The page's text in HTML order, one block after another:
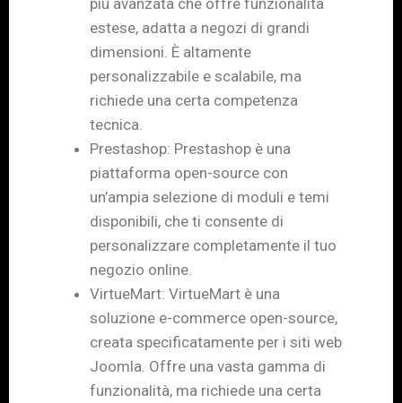
estese, adatta a negozi di grandi
dimensioni. È altamente
personalizzabile e scalabile, ma
richiede una certa competenza
tecnica.
Prestashop: Prestashop è una
piattaforma open-source con
un’ampia selezione di moduli e temi
disponibili, che ti consente di
personalizzare completamente il tuo
negozio online.
VirtueMart: VirtueMart è una
soluzione e-commerce open-source,
creata specificatamente per i siti web
Joomla. Offre una vasta gamma di
funzionalità, ma richiede una certa